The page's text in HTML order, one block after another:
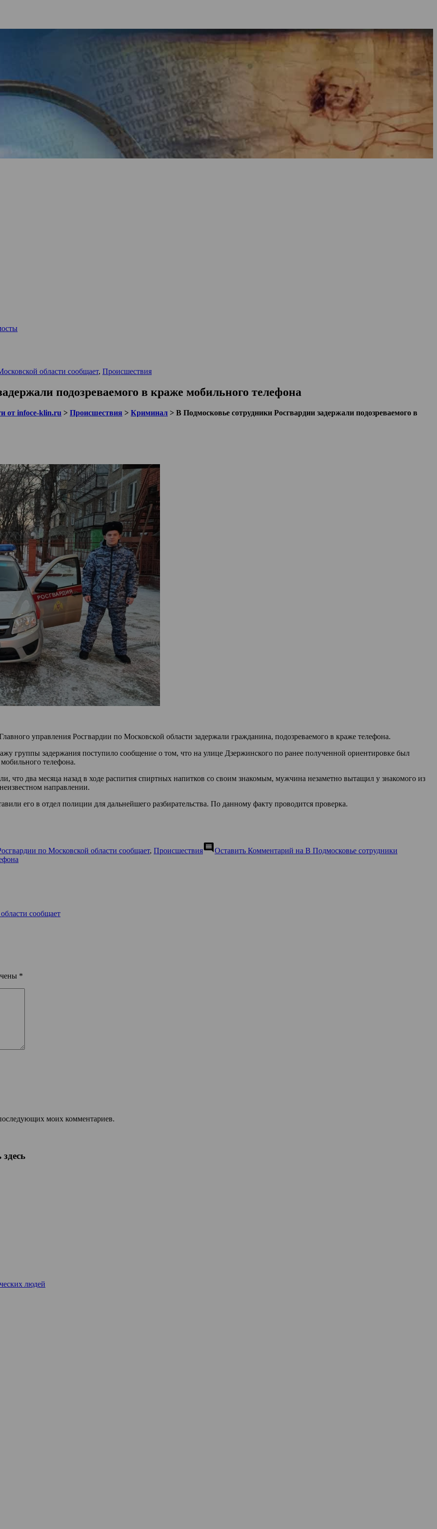
области сообщает, Происшествия
подозреваемого в краже мобильного телефона
от infoce-klin.ru > Происшествия > Криминал > В Подмосковье сотрудники Росгвардии задержали подозреваемого в
управления Росгвардии по Московской области задержали гражданина, подозреваемого в краже телефона.
группы задержания поступило сообщение о том, что на улице Дзержинского по ранее полученной ориентировке был
телефона.
что два месяца назад в ходе распития спиртных напитков со своим знакомым, мужчина незаметно вытащил у знакомого из
направлении.
его в отдел полиции для дальнейшего разбирательства. По данному факту проводится проверка.
по Московской области сообщает, Происшествияcomment Оставить Комментарий на В Подмосковье сотрудники
сообщает
*
моих комментариев.
людей